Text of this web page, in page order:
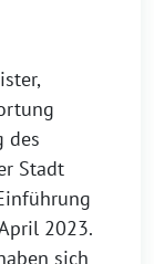
des
Stadt
2023.
sich